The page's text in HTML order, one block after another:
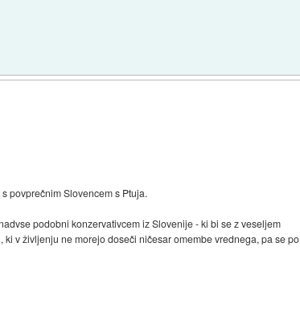
povprečnim Slovencem s Ptuja.
podobni konzervativcem iz Slovenije - ki bi se z veseljem
v življenju ne morejo doseči ničesar omembe vrednega, pa se po